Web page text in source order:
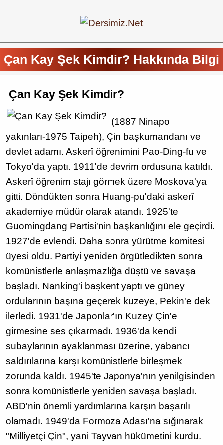
Çan Kay Şek Kimdir? Hakkında Bilgi
Çan Kay Şek Kimdir?
(1887 Ninapo
yakınları-1975 Taipeh), Çin başkumandanı ve
devlet adamı. Askerî öğrenimini Pao-Ding-fu ve
Tokyo'da yaptı. 1911'de devrim ordusuna katıldı.
Askerî öğrenim stajı görmek üzere Moskova'ya
gitti. Döndükten sonra Huang-pu'daki askerî
akademiye müdür olarak atandı. 1925'te
Guomingdang Partisi'nin başkanlığını ele geçirdi.
1927'de evlendi. Daha sonra yürütme komitesi
üyesi oldu. Partiyi yeniden örgütledikten sonra
komünistlerle anlaşmazlığa düştü ve savaşa
başladı. Nanking'i başkent yaptı ve güney
ordularının başına geçerek kuzeye, Pekin'e dek
ilerledi. 1931'de Japonlar'ın Kuzey Çin'e
girmesine ses çıkarmadı. 1936'da kendi
subaylarının ayaklanması üzerine, yabancı
saldırılarına karşı komünistlerle birleşmek
zorunda kaldı. 1945'te Japonya'nın yenilgisinden
sonra komünistlerle yeniden savaşa başladı.
ABD'nin önemli yardımlarına karşın başarılı
olamadı. 1949'da Formoza Adası'na sığınarak
"Milliyetçi Çin", yani Tayvan hükümetini kurdu.